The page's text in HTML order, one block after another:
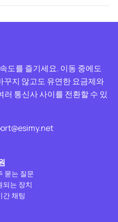
도를 즐기세요. 이동 중에도
꾸지 않고도 유연한 요금제와
통신사 사이를 전환할 수 있
묻는 질문
되는 장치
간 채팅